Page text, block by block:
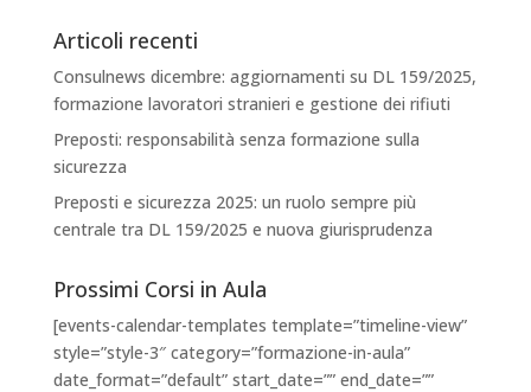
Articoli recenti
Consulnews dicembre: aggiornamenti su DL 159/2025,
formazione lavoratori stranieri e gestione dei rifiuti
Preposti: responsabilità senza formazione sulla
sicurezza
Preposti e sicurezza 2025: un ruolo sempre più
centrale tra DL 159/2025 e nuova giurisprudenza
Prossimi Corsi in Aula
[events-calendar-templates template=”timeline-view”
style=”style-3″ category=”formazione-in-aula”
date_format=”default” start_date=”” end_date=””